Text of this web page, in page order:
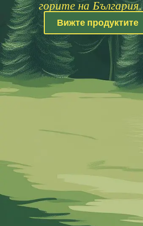
горите на България.
Вижте продуктите